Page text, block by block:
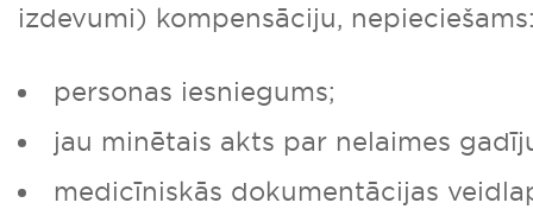
izdevumi) kompensāciju,
personas iesniegums;
jau minētais akts par nelaimes
medicīniskās dokumentācijas